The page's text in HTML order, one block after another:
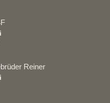
Reiner